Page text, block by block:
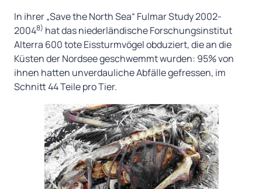
In ihrer „Save the North Sea“ Fulmar Study 2002-
20048) hat das niederländische Forschungsinstitut
Alterra 600 tote Eissturmvögel obduziert, die an die
Küsten der Nordsee geschwemmt wurden: 95% von
ihnen hatten unverdauliche Abfälle gefressen, im
Schnitt 44 Teile pro Tier.